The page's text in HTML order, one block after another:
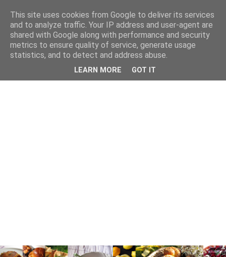
This site uses cookies from Google to deliver its services
and to analyze traffic. Your IP address and user-agent are
shared with Google along with performance and security
metrics to ensure quality of service, generate usage
statistics, and to detect and address abuse.
LEARN MORE GOT IT